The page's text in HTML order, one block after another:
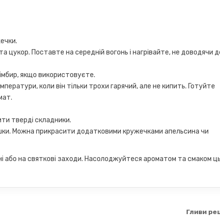
цукор. Поставте на середній вогонь і нагрівайте, не доводячи
якщо використовуєте.
коли він тільки трохи гарячий, але не кипить. Готуйте
тверді складники.
Можна прикрасити додатковими кружечками апельсина чи
або на святкові заходи. Насолоджуйтеся ароматом та смаком
Гливи